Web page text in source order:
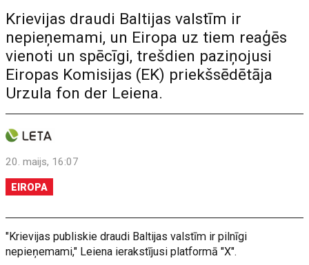
Krievijas draudi Baltijas valstīm ir
nepieņemami, un Eiropa uz tiem reaģēs
vienoti un spēcīgi, trešdien paziņojusi
Eiropas Komisijas (EK) priekšsēdētāja
Urzula fon der Leiena.
20. maijs, 16:07
EIROPA
"Krievijas publiskie draudi Baltijas valstīm ir pilnīgi
nepieņemami," Leiena ierakstījusi platformā "X".